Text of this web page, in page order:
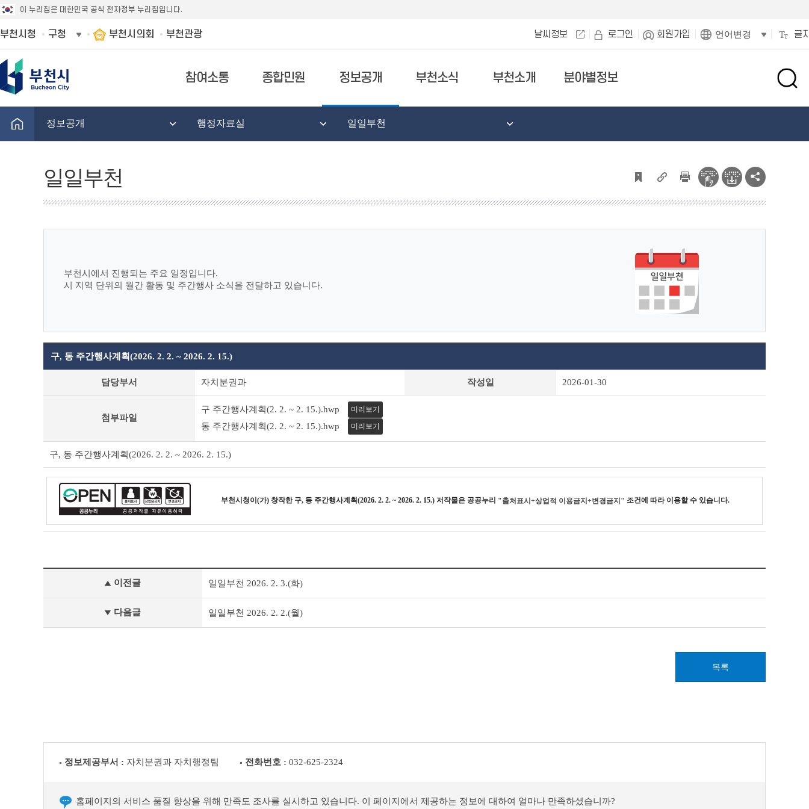
이 누리집은 대한민국 공식 전자정부 누리집입니다.
부천시청 구청 부천시의회 부천관광 날씨정보 로그인 회원가입 언어변경 글
참여소통 종합민원 정보공개 부천소식 부천소개 분야별정보
검
창
정보공개 행정자료실 일일부천
일일부천
부천시에서 진행되는 주요 일정입니다.
시 지역 단위의 월간 활동 및 주간행사 소식을 전달하고 있습니다.
조
회
테
이
구, 동 주간행사계획(2026. 2. 2. ~ 2026. 2. 15.)
담당부서 자치분권과 작성일 2026-01-30
첨부파일
구 주간행사계획(2. 2. ~ 2. 15.).hwp 미리보기
동 주간행사계획(2. 2. ~ 2. 15.).hwp 미리보기
구, 동 주간행사계획(2026. 2. 2. ~ 2026. 2. 15.)
부천시청이(가) 창작한 구, 동 주간행사계획(2026. 2. 2. ~ 2026. 2. 15.) 저작물은 공공누리 "출처표시+상업적 이용금지+변경금지" 조건에 따라 이용할 수 있습니다.
부
전
이전글 일일부천 2026. 2. 3.(화)
다음글 일일부천 2026. 2. 2.(월)
목록
정보제공부서 : 자치분권과 자치행정팀 전화번호 : 032-625-2324
홈페이지의 서비스 품질 향상을 위해 만족도 조사를 실시하고 있습니다. 이 페이지에서 제공하는 정보에 대하여 얼마나 만족하셨습니까?